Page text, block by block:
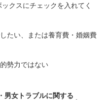
クスにチェックを入れてく
たい、または養育費・婚姻費
勢力ではない
男女トラブルに関する